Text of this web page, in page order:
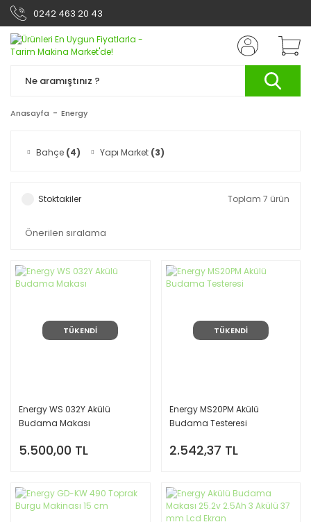
0242 463 20 43
Anasayfa Energy
Bahçe (4) Yapı Market (3)
Stoktakiler Toplam 7 ürün
TÜKENDİ
Energy WS 032Y Akülü
Budama Makası
5.500,00 TL
TÜKENDİ
Energy MS20PM Akülü
Budama Testeresi
2.542,37 TL